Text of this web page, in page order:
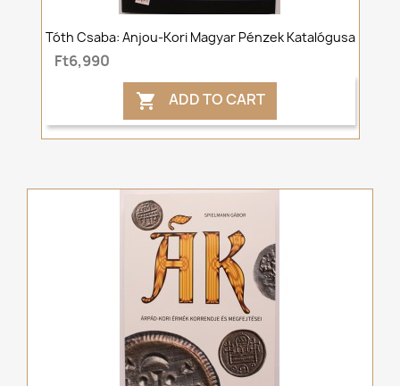
Tóth Csaba: Anjou-Kori Magyar Pénzek Katalógusa
Ft6,990
 ADD TO CART